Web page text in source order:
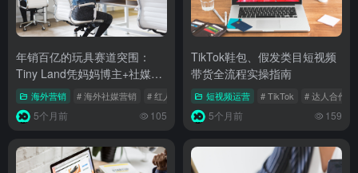
年销百亿的玩具赛道突围：
Tiny Land凭妈妈博主+社媒种
草，登顶北美家庭市场
海外营销 # 海外社媒营销 # 红人营销 # 产品定位
5个月前 105
TikTok鞋包、假发类目短视频
带货全流程实操指南
短视频运营 # TikTok # 达人合作
5个月前 159